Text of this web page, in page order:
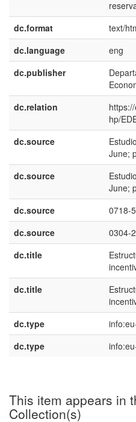
dc.format
text/
dc.language
eng
dc.publisher
dc.relation
hp/
dc.source
June;
dc.source
June;
dc.source
0718-
dc.source
0304-
dc.title
dc.title
dc.type
dc.type
This item appears in
Collection(s)